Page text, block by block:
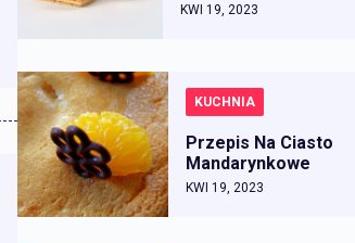
KWI 19, 2023
KUCHNIA
Przepis Na Ciasto
Mandarynkowe
KWI 19, 2023